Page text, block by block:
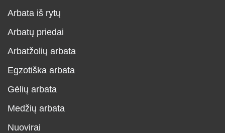
Arbata iš rytų
Arbatų priedai
Arbatžolių arbata
Egzotiška arbata
Gėlių arbata
Medžių arbata
Nuovirai